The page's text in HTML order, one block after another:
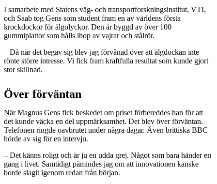
I samarbete med Statens väg- och transportforskningsinstitut, VTI,
och Saab tog Gens som student fram en av världens första
krockdockor för älgolyckor. Den är byggd av över 100
gummiplattor som hålls ihop av vajrar och stålrör.
– Då när det begav sig blev jag förvånad över att älgdockan inte
rönte större intresse. Vi fick fram kraftfulla resultat som kunde gjort
stor skillnad.
Över förväntan
När Magnus Gens fick beskedet om priset förbereddes han för att
det kunde väcka en del uppmärksamhet. Det blev över förväntan.
Telefonen ringde oavbrutet under några dagar. Även brittiska BBC
hörde av sig för en intervju.
– Det känns roligt och är ju en udda grej. Något som bara händer en
gång i livet. Samtidigt påmindes jag om att innovationen kanske
borde slagit igenom redan från början.